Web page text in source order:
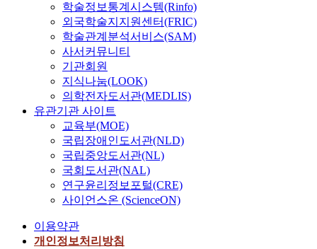
학술정보통계시스템(Rinfo)
외국학술지지원센터(FRIC)
학술관계분석서비스(SAM)
사서커뮤니티
기관회원
지식나눔(LOOK)
의학전자도서관(MEDLIS)
유관기관 사이트
교육부(MOE)
국립장애인도서관(NLD)
국립중앙도서관(NL)
국회도서관(NAL)
연구윤리정보포털(CRE)
사이언스온 (ScienceON)
이용약관
개인정보처리방침